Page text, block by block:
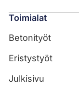
Toimialat
Betonityöt
Eristystyöt
Julkisivu